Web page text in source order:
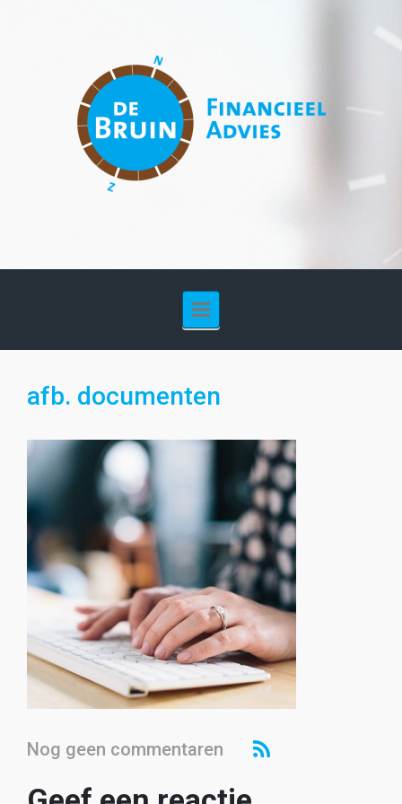
afb. documenten
Nog geen commentaren